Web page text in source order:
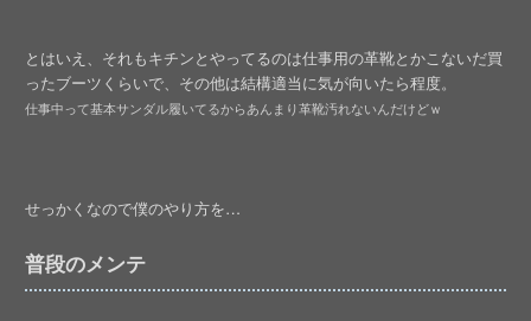
とはいえ、それもキチンとやってるのは仕事用の革靴とかこないだ買
ったブーツくらいで、その他は結構適当に気が向いたら程度。
仕事中って基本サンダル履いてるからあんまり革靴汚れないんだけどｗ
せっかくなので僕のやり方を…
普段のメンテ